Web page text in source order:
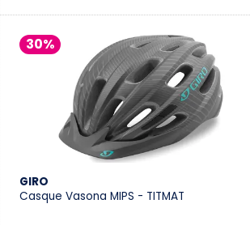
30%
GIRO
Casque Vasona MIPS - TITMAT